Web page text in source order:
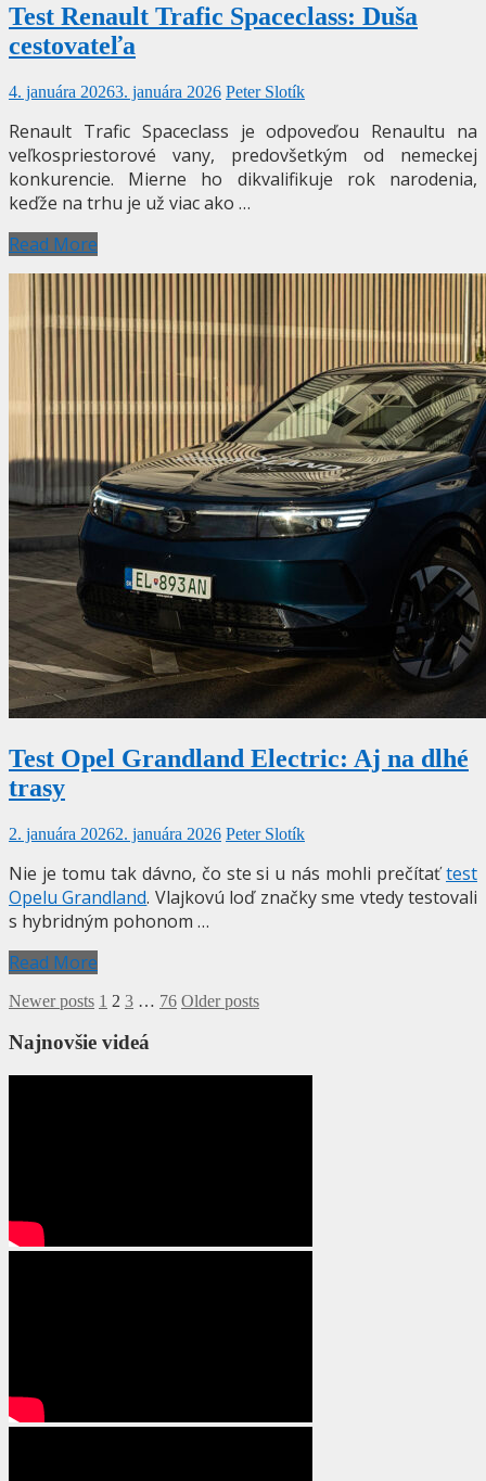
Test Renault Trafic Spaceclass: Duša
cestovateľa
4. januára 20263. januára 2026 Peter Slotík
Renault Trafic Spaceclass je odpoveďou Renaultu na
veľkospriestorové vany, predovšetkým od nemeckej
konkurencie. Mierne ho dikvalifikuje rok narodenia,
keďže na trhu je už viac ako …
Read More
Test Opel Grandland Electric: Aj na dlhé
trasy
2. januára 20262. januára 2026 Peter Slotík
Nie je tomu tak dávno, čo ste si u nás mohli prečítaťtest
Opelu Grandland. Vlajkovú loď značky sme vtedy testovali
s hybridným pohonom …
Read More
Stránkovanie
príspevkov
Newer posts 1 2 3 … 76 Older posts
Najnovšie videá